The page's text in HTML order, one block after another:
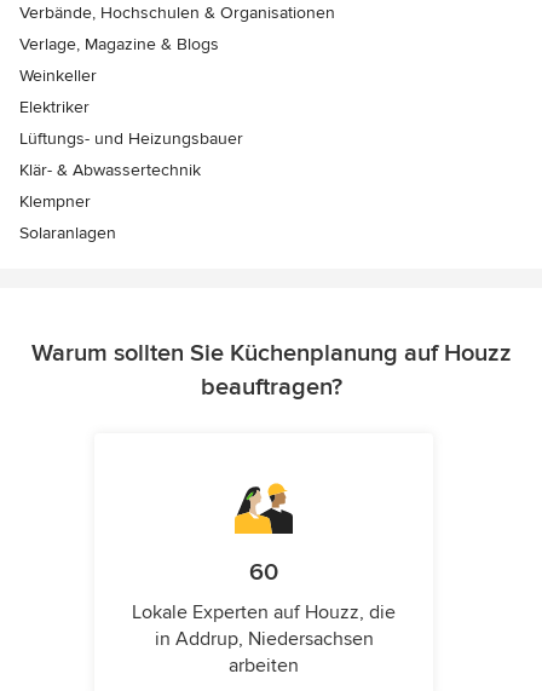
Verbände, Hochschulen & Organisationen
Verlage, Magazine & Blogs
Weinkeller
Elektriker
Lüftungs- und Heizungsbauer
Klär- & Abwassertechnik
Klempner
Solaranlagen
Warum sollten Sie Küchenplanung auf Houzz
beauftragen?
60
Lokale Experten auf Houzz, die
in Addrup, Niedersachsen
arbeiten